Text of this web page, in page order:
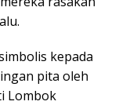
kepada
pita oleh
Lombok